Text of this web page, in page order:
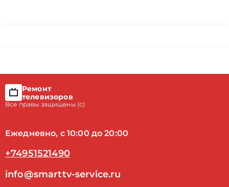
Ремонт
телевизоров
Все правы защищены (с)
Ежедневно, с 10:00 до 20:00
+74951521490
info@smarttv-service.ru